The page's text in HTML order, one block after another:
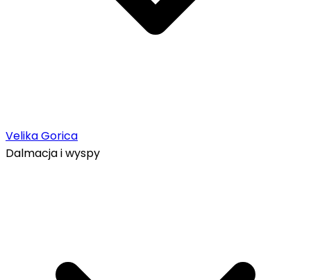
Velika Gorica
Dalmacja i wyspy